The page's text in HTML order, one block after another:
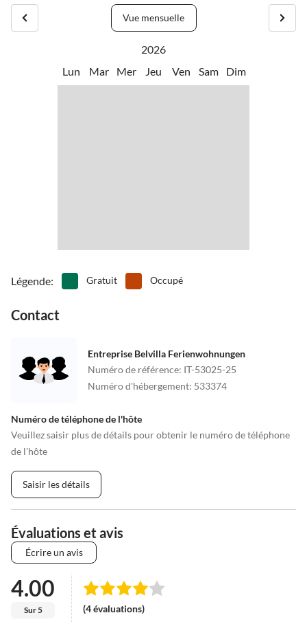
Vue mensuelle
2026
Lun
Mar Mer Jeu Ven Sam Dim
Légende: Gratuit Occupé
Contact
Entreprise Belvilla Ferienwohnungen
Numéro de référence: IT-53025-25
Numéro d'hébergement: 533374
Numéro de téléphone de l'hôte
Veuillez saisir plus de détails pour obtenir le numéro de téléphone
de l'hôte
Saisir les détails
Évaluations et avis
Écrire un avis
4.00
Sur 5 (4 évaluations)